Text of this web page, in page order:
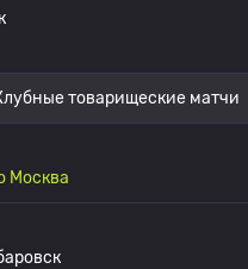
товарищеские матчи
Москва